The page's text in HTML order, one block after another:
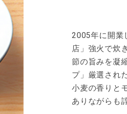
2005年に開業
店」強火で炊
節の旨みを凝
プ」厳選され
小麦の香りと
ありながらも